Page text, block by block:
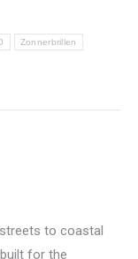
Zonnerbrillen
to coastal
for the